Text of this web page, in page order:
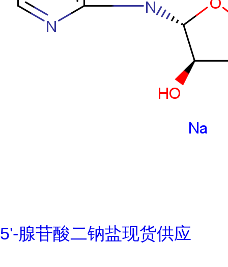
5'-腺苷酸二钠盐现货供应